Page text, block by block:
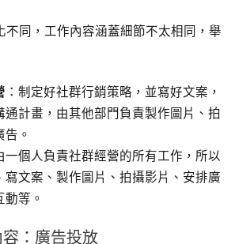
不同，工作內容涵蓋細節不太相同，舉
：制定好社群行銷策略，並寫好文案，
通計畫，由其他部門負責製作圖片、拍
。
一個人負責社群經營的所有工作，所以
寫文案、製作圖片、拍攝影片、安排廣
等。
：廣告投放